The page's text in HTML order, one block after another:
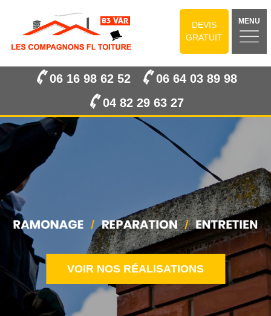
DEVIS
GRATUIT
MENU
06 16 98 62 52
06 64 03 89 98
04 82 29 63 27
VOIR NOS RÉALISATIONS